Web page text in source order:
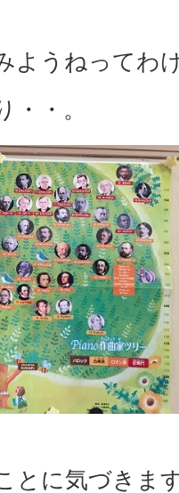
ようねってわ
・・。
とに気づきま